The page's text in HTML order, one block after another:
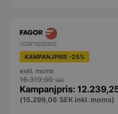
KAMPANJPRIS -25%
16.319,00SEK
exkl. moms
(15.299,06 SEK inkl. moms)